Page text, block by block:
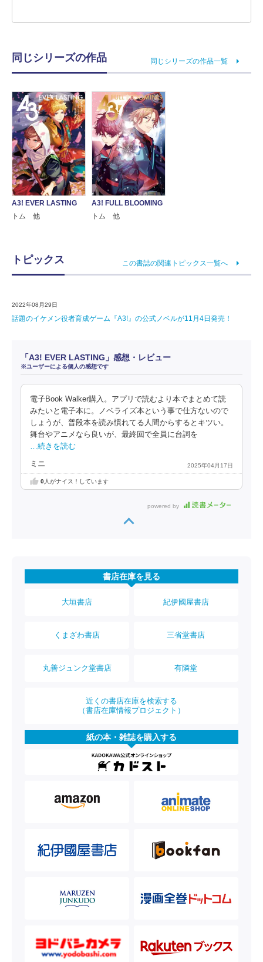
同じシリーズの作品 同じシリーズの作品一覧
A3! EVER LASTING
トム 他
A3! FULL BLOOMING
トム 他
トピックス この書誌の関連トピックス一覧へ
2022年08月29日
話題のイケメン役者育成ゲーム『A3!』の公式ノベルが11月4日発売！
「A3! EVER LASTING」感想・レビュー
※ユーザーによる個人の感想です
電子Book Walker購入。アプリで読むより本でまとめて読
みたいと電子本に。ノベライズ本という事で仕方ないので
しょうが、普段本を読み慣れてる人間からするとキツい。
舞台やアニメなら良いが、最終回で全員に台詞を
…続きを読む
ミニ 2025年04月17日
0人がナイス！しています
powered by
書店在庫を見る
大垣書店 紀伊國屋書店
くまざわ書店 三省堂書店
丸善ジュンク堂書店 有隣堂
近くの書店在庫を検索する
（書店在庫情報プロジェクト）
紙の本・雑誌を購入する